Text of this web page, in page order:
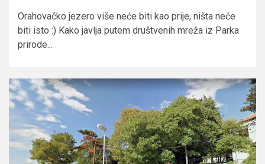
Orahovačko jezero više neće biti kao prije, ništa neće
biti isto :) Kako javlja putem društvenih mreža iz Parka
prirode...